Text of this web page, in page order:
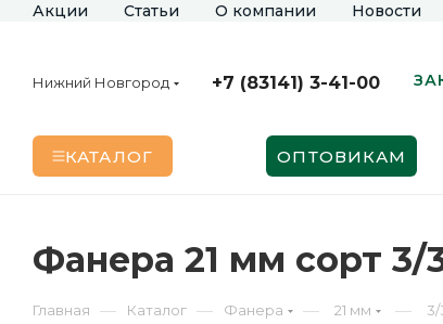
Акции Статьи О компании Новости
Нижний Новгород +7 (83141) 3-41-00
КАТАЛОГ ОПТОВИКАМ
Фанера 21 мм сорт
Главная — Каталог — Фанера — 21 мм — 3/